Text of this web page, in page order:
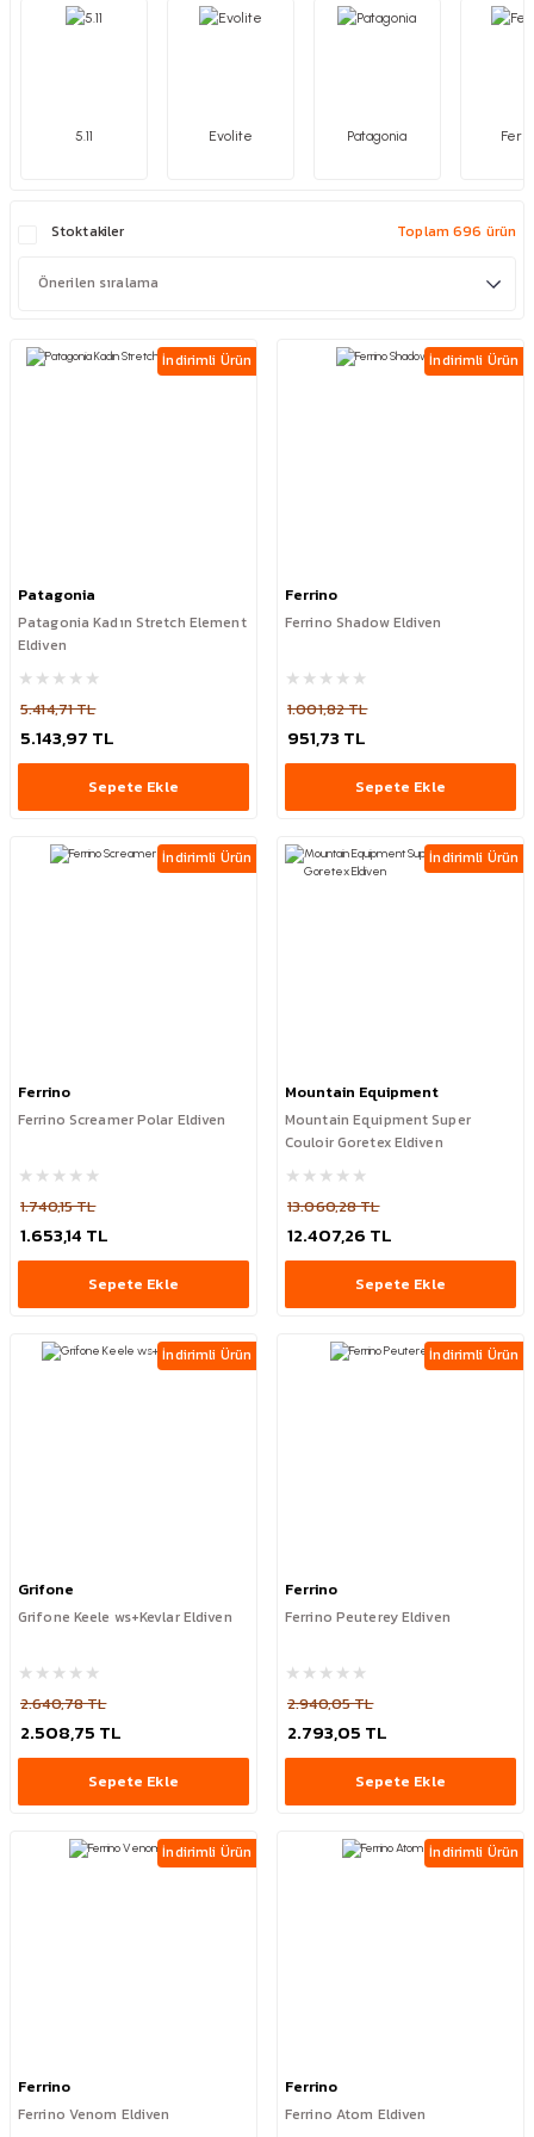
5.11 Evolite Patagonia
Stoktakiler Toplam 696 ürün
İndirimli Ürün
Patagonia
Patagonia Kadın Stretch Element
Eldiven
5.414,71 TL
5.143,97 TL
Sepete Ekle
İndirimli Ürün
Ferrino
Ferrino Shadow Eldiven
1.001,82 TL
951,73 TL
Sepete Ekle
İndirimli Ürün
Ferrino
Ferrino Screamer Polar Eldiven
1.740,15 TL
1.653,14 TL
Sepete Ekle
İndirimli Ürün
Mountain Equipment
Mountain Equipment Super
Couloir Goretex Eldiven
13.060,28 TL
12.407,26 TL
Sepete Ekle
İndirimli Ürün
Grifone
Grifone Keele ws+Kevlar Eldiven
2.640,78 TL
2.508,75 TL
Sepete Ekle
İndirimli Ürün
Ferrino
Ferrino Peuterey Eldiven
2.940,05 TL
2.793,05 TL
Sepete Ekle
İndirimli Ürün
Ferrino
Ferrino Venom Eldiven
İndirimli Ürün
Ferrino
Ferrino Atom Eldiven